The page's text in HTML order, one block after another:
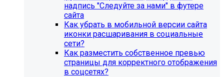
надпись "Следуйте за нами" в футере
сайта
Как убрать в мобильной версии сайта
иконки расшаривания в социальные
сети?
Как разместить собственное превью
страницы для корректного отображения
в соцсетях?